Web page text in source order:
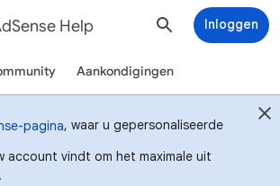
Help Inloggen
Aankondigingen
pagina, waar u gepersonaliseerde
account vindt om het maximale uit